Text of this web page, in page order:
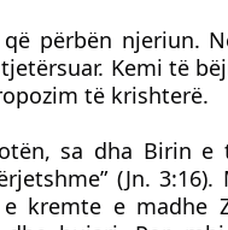
përbën njeriun.
Kemi të
të krishterë.
sa dha Birin
(Jn.
kremte e madhe